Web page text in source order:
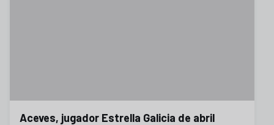
Aceves, jugador Estrella Galicia de abril